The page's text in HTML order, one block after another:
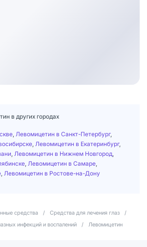
в других городах
Левомицетин в Санкт-Петербург,
Левомицетин в Екатеринбург,
Левомицетин в Нижнем Новгород
Левомицетин в Самаре
Левомицетин в Ростове-на-Дону
средства / Средства для лечения глаз
/
инфекций и воспалений
/ Левомицетин